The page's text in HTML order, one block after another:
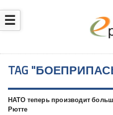
☰
TAG
НАТО теперь производит
Рютте